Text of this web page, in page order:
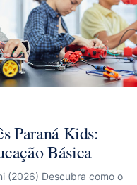
Paraná Kids:
Básica
(2026) Descubra como o